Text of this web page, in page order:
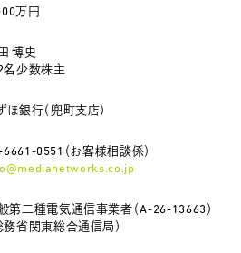
万円
博史
名少数株主
ほ銀行（兜町支店）
6661-0551（お客様相談係）
第二種電気通信事業者（A-26-13663）
務省関東総合通信局）